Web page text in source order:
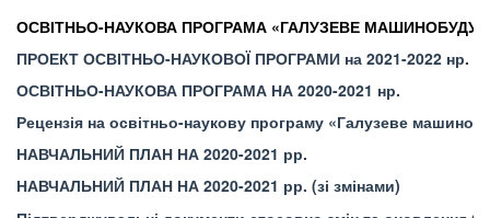
ОСВІТНЬО-НАУКОВА ПРОГРАМА «ГАЛУЗЕВЕ
ПРОЕКТ ОСВІТНЬО-НАУКОВОЇ ПРОГРАМИ на 2021-2022 нр.
ОСВІТНЬО-НАУКОВА ПРОГРАМА НА 2020-2021 нр.
Рецензія на освітньо-наукову програму «Галузеве
НАВЧАЛЬНИЙ ПЛАН НА 2020-2021 рр.
НАВЧАЛЬНИЙ ПЛАН НА 2020-2021 рр. (зі змінами)